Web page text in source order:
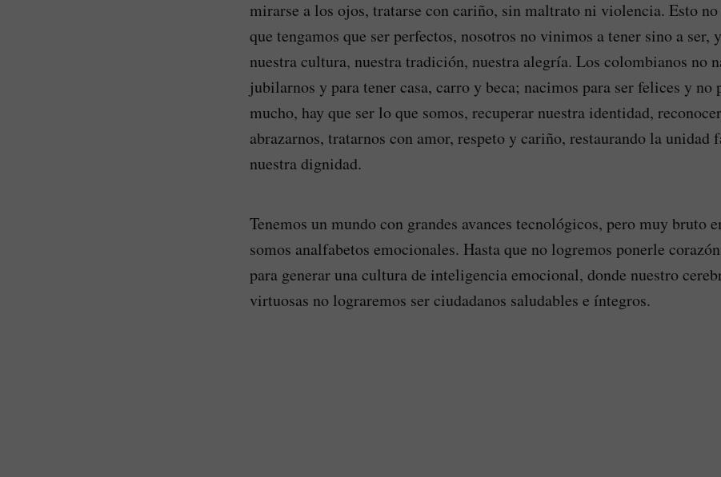
mirarse a los ojos, tratarse con cariño, sin maltrato ni violencia. Esto
que tengamos que ser perfectos, nosotros no vinimos a tener sino a ser,
nuestra cultura, nuestra tradición, nuestra alegría. Los colombianos no
jubilarnos y para tener casa, carro y beca; nacimos para ser felices y no
mucho, hay que ser lo que somos, recuperar nuestra identidad,
abrazarnos, tratarnos con amor, respeto y cariño, restaurando la unidad
nuestra dignidad.
Tenemos un mundo con grandes avances tecnológicos, pero muy bruto
somos analfabetos emocionales. Hasta que no logremos ponerle
para generar una cultura de inteligencia emocional, donde nuestro
virtuosas no lograremos ser ciudadanos saludables e íntegros.